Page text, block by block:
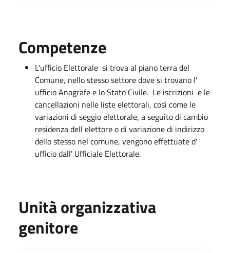
Competenze
L'ufficio Elettorale si trova al piano terra del
Comune, nello stesso settore dove si trovano l'
ufficio Anagrafe e lo Stato Civile. Le iscrizioni e le
cancellazioni nelle liste elettorali, così come le
variazioni di seggio elettorale, a seguito di cambio
residenza dell elettore o di variazione di indirizzo
dello stesso nel comune, vengono effettuate d'
ufficio dall' Ufficiale Elettorale.
Unità organizzativa
genitore